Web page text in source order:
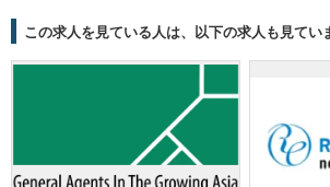
この求人を見ている人は、以下の求人も見てい